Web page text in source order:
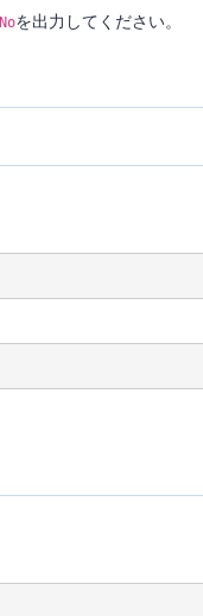
Noを出力してください。